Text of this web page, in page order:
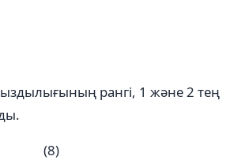
рангі, 1 және 2 тең